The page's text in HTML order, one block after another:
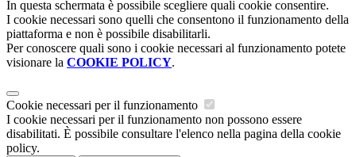
In questa schermata è possibile scegliere quali cookie consentire.
I cookie necessari sono quelli che consentono il funzionamento della
piattaforma e non è possibile disabilitarli.
Per conoscere quali sono i cookie necessari al funzionamento potete
visionare la COOKIE POLICY.
Cookie necessari per il funzionamento
I cookie necessari per il funzionamento non possono essere
disabilitati. È possibile consultare l'elenco nella pagina della cookie
policy.